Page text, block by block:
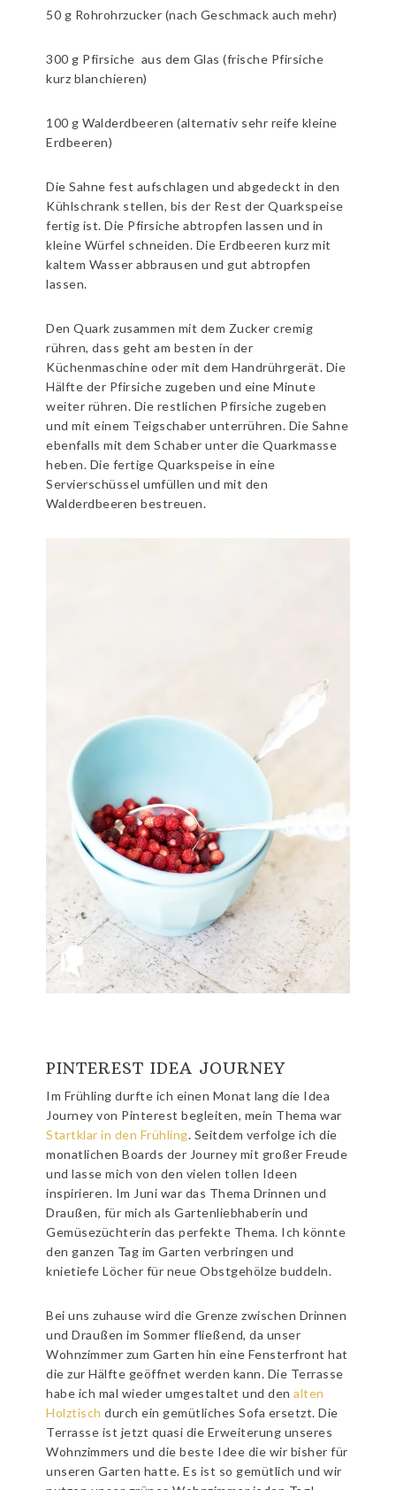
50 g Rohrohrzucker (nach Geschmack auch mehr)
300 g Pfirsiche aus dem Glas (frische Pfirsiche
kurz blanchieren)
100 g Walderdbeeren (alternativ sehr reife kleine
Erdbeeren)
Die Sahne fest aufschlagen und abgedeckt in den
Kühlschrank stellen, bis der Rest der Quarkspeise
fertig ist. Die Pfirsiche abtropfen lassen und in
kleine Würfel schneiden. Die Erdbeeren kurz mit
kaltem Wasser abbrausen und gut abtropfen
lassen.
Den Quark zusammen mit dem Zucker cremig
rühren, dass geht am besten in der
Küchenmaschine oder mit dem Handrührgerät. Die
Hälfte der Pfirsiche zugeben und eine Minute
weiter rühren. Die restlichen Pfirsiche zugeben
und mit einem Teigschaber unterrühren. Die Sahne
ebenfalls mit dem Schaber unter die Quarkmasse
heben. Die fertige Quarkspeise in eine
Servierschüssel umfüllen und mit den
Walderdbeeren bestreuen.
PINTEREST IDEA JOURNEY
Im Frühling durfte ich einen Monat lang die Idea
Journey von Pinterest begleiten, mein Thema war
Startklar in den Frühling. Seitdem verfolge ich die
monatlichen Boards der Journey mit großer Freude
und lasse mich von den vielen tollen Ideen
inspirieren. Im Juni war das Thema Drinnen und
Draußen, für mich als Gartenliebhaberin und
Gemüsezüchterin das perfekte Thema. Ich könnte
den ganzen Tag im Garten verbringen und
knietiefe Löcher für neue Obstgehölze buddeln.
Bei uns zuhause wird die Grenze zwischen Drinnen
und Draußen im Sommer fließend, da unser
Wohnzimmer zum Garten hin eine Fensterfront hat
die zur Hälfte geöffnet werden kann. Die Terrasse
habe ich mal wieder umgestaltet und denalten
Holztisch durch ein gemütliches Sofa ersetzt. Die
Terrasse ist jetzt quasi die Erweiterung unseres
Wohnzimmers und die beste Idee die wir bisher für
unseren Garten hatte. Es ist so gemütlich und wir